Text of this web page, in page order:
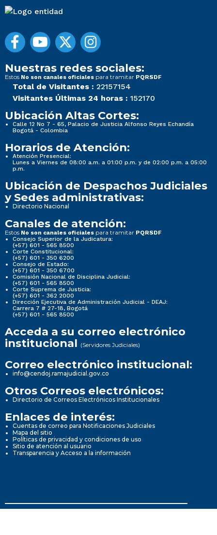
Nuestras redes sociales:
Estos No son canales oficiales para tramitar PQRSDF
Total de Visitantes : 22157154
Visitantes Últimas 24 horas : 152170
Ubicación Altas Cortes:
Calle 12 No 7 - 65, Palacio de Justicia Alfonso Reyes Echandía
Bogotá - Colombia
Horarios de Atención:
Atención Presencial:
Lunes a Viernes de 08:00 a.m. a 01:00 p.m. y de 02:00 p.m. a 05:00
p.m.
Ubicación de Despachos Judiciales
y Sedes administrativas:
Directorio Nacional
Canales de atención:
Estos No son canales oficiales para tramitar PQRSDF
Consejo Superior de la Judicatura:
(+57) 601 - 565 8500
Corte Constitucional:
(+57) 601 - 350 6200
Consejo de Estado:
(+57) 601 - 350 6700
Comisión Nacional de Disciplina Judicial:
(+57) 601 - 565 8500
Corte Suprema de Justicia:
(+57) 601 - 362 2000
Dirección Ejecutiva de Administración Judicial - DEAJ:
Carrera 7 # 27-18, Bogotá
(+57) 601 - 565 8500
Acceda a su correo electrónico
institucional (Servidores Judiciales)
Correo electrónico institucional:
info@cendoj.ramajudicial.gov.co
Otros Correos electrónicos:
Directorio de Correos Electrónicos Institucionales
Enlaces de interés:
Cuentas de correo para Notificaciones Judiciales
Mapa del sitio
Políticas de privacidad y condiciones de uso
Sitio de atención al usuario
Transparencia y Acceso a la información